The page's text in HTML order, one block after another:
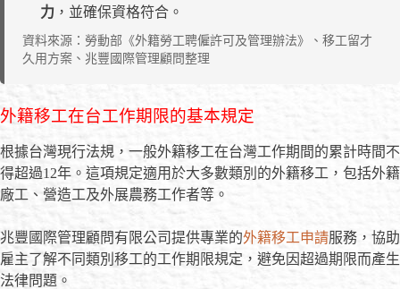
力 ，並確保資格符合。
資料來源：勞動部《外籍勞工聘僱許可及管理辦法》、移工留才
久用方案、兆豐國際管理顧問整理
外籍移工在台工作期限的基本規定
根據台灣現行法規，一般外籍移工在台灣工作期間的累計時間不
得超過12年。這項規定適用於大多數類別的外籍移工，包括外籍
廠工、營造工及外展農務工作者等。
兆豐國際管理顧問有限公司提供專業的外籍移工申請服務，協助
雇主了解不同類別移工的工作期限規定，避免因超過期限而產生
法律問題。